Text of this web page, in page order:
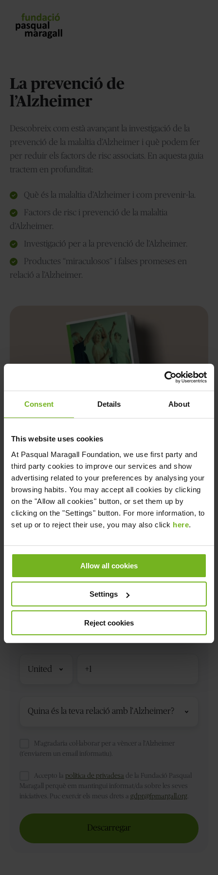
Consent Details About
This website uses cookies
At Pasqual Maragall Foundation, we use first party and
third party cookies to improve our services and show
advertising related to your preferences by analysing your
browsing habits. You may accept all cookies by clicking
on the "Allow all cookies" button, or set them up by
clicking on the "Settings" button. For more information, to
set up or to reject their use, you may also click here.
Allow all cookies
Settings
Reject cookies
La prevenció de
l’Alzheimer
Descobreix com està avançant la investigació de la
prevenció de la malaltia d’Alzheimer i què podem fer
per reduir els factors de risc associats. En aquesta guia
tractem en profunditat:
Què és la malaltia d’Alzheimer i com prevenir-la.
Factors de risc i prevenció de la malaltia
d’Alzheimer.
Investigació per a la prevenció de l’Alzheimer.
Productes “miraculosos” i falses promeses en
relació a l’Alzheimer.
Descarrega't la guia gratis
amb
malaltia*
M'agradaria col·laborar per a vèncer a l'Alzheimer
(t'enviarem un email informatiu).
Accepto la política de privadesa de la Fundació Pasqual
Maragall perquè em mantingui informat/da sobre les seves
iniciatives. Puc exercir els meus drets a gdpr@fpmargall.org.